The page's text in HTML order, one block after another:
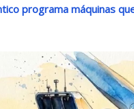
programa máquinas